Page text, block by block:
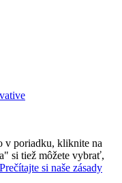
v poriadku, kliknite na
si tiež môžete vybrať,
Prečítajte si naše zásady